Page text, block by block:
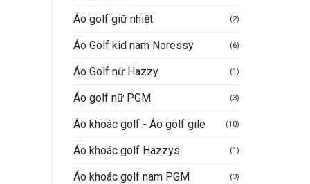
Áo golf giữ nhiệt (2)
Áo Golf kid nam Noressy (6)
Áo Golf nữ Hazzy (1)
Áo golf nữ PGM (3)
Áo khoác golf - Áo golf gile (10)
Áo khoác golf Hazzys (1)
Áo khoác golf nam PGM (3)